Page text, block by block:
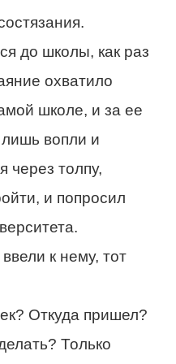
до школы, как раз
охватило
школе, и за ее
вопли и
через толпу,
и попросил
к нему, тот
Откуда пришел?
Только